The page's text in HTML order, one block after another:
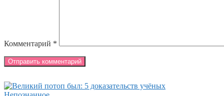
Комментарий *